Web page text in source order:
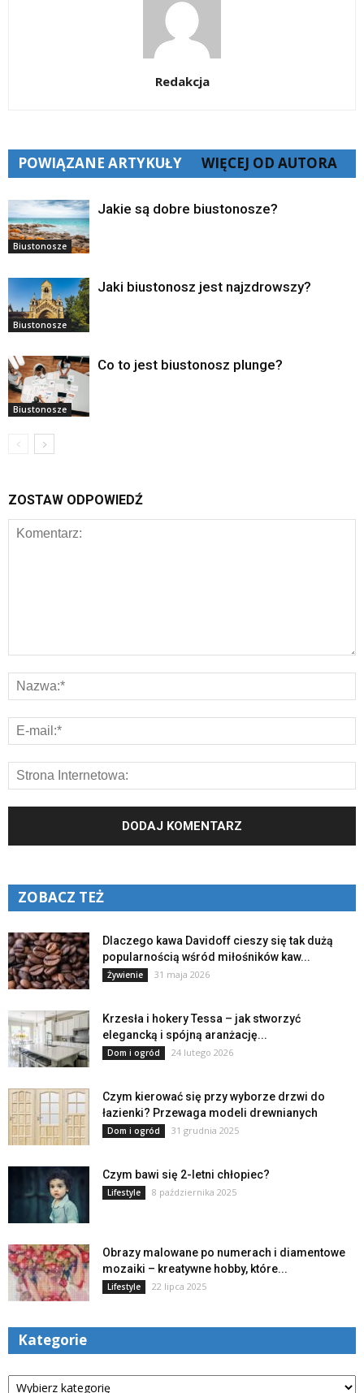
Redakcja
POWIĄZANE ARTYKUŁY WIĘCEJ OD AUTORA
Biustonosze
Jakie są dobre biustonosze?
Biustonosze
Jaki biustonosz jest najzdrowszy?
Biustonosze
Co to jest biustonosz plunge?
ZOSTAW ODPOWIEDŹ
ZOBACZ TEŻ
Dlaczego kawa Davidoff cieszy się tak dużą
popularnością wśród miłośników kaw...
Żywienie 31 maja 2026
Krzesła i hokery Tessa – jak stworzyć
elegancką i spójną aranżację...
Dom i ogród 24 lutego 2026
Czym kierować się przy wyborze drzwi do
łazienki? Przewaga modeli drewnianych
Dom i ogród 31 grudnia 2025
Czym bawi się 2-letni chłopiec?
Lifestyle 8 października 2025
Obrazy malowane po numerach i diamentowe
mozaiki – kreatywne hobby, które...
Lifestyle 22 lipca 2025
Kategorie
Kategorie